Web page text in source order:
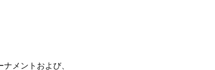
メントおよび、